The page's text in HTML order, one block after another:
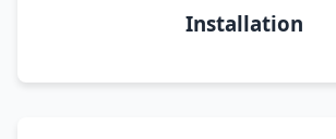
Installation